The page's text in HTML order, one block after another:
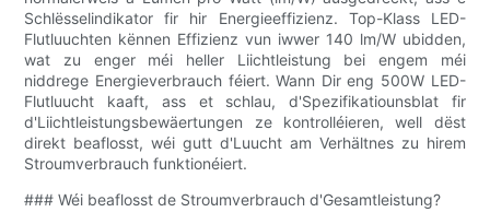
Schlësselindikator fir hir Energieeffizienz. Top-Klass LED-
Flutluuchten kënnen Effizienz vun iwwer 140 lm/W ubidden,
wat zu enger méi heller Liichtleistung bei engem méi
niddrege Energieverbrauch féiert. Wann Dir eng 500W LED-
Flutluucht kaaft, ass et schlau, d'Spezifikatiounsblat fir
d'Liichtleistungsbewäertungen ze kontrolléieren, well dëst
direkt beaflosst, wéi gutt d'Luucht am Verhältnes zu hirem
Stroumverbrauch funktionéiert.
### Wéi beaflosst de Stroumverbrauch d'Gesamtleistung?